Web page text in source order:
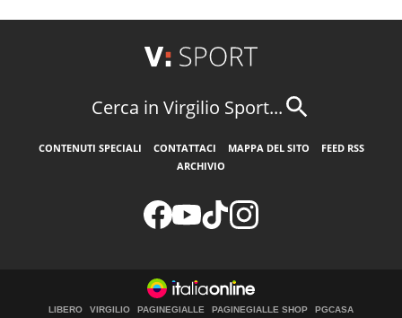
Cerca in Virgilio Sport...
CONTENUTI SPECIALI CONTATTACI MAPPA DEL SITO
FEED RSS
ARCHIVIO
LIBERO VIRGILIO PAGINEGIALLE PAGINEGIALLE SHOP PGCASA